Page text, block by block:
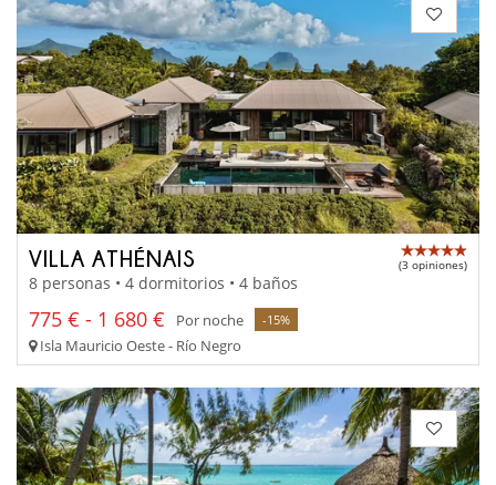
VILLA ATHÉNAIS (3 opiniones)
8 personas • 4 dormitorios • 4 baños
775 € - 1 680 € Por noche -15%
Isla Mauricio Oeste - Río Negro